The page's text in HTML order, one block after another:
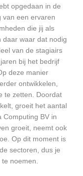
opgedaan in de
van een ervaren
die jij als
daar waar dat nodig
van de stagiairs
bij het bedrijf
deze manier
ontwikkelen,
te zetten. Doordat
groeit het aantal
Computing BV in
groeit, neemt ook
Op dit moment is
sectoren, dus je
noemen.